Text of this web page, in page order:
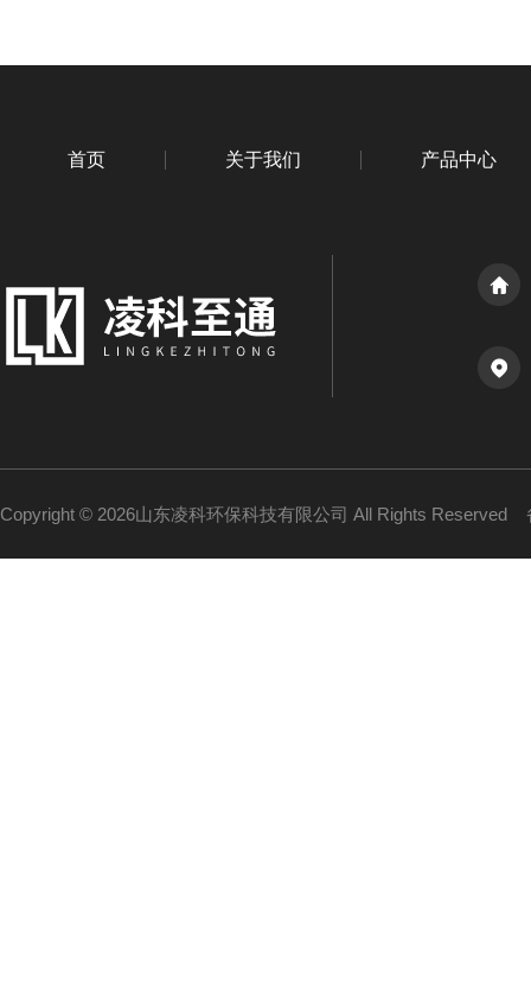
首页 关于我们 产品中心
Copyright © 2026山东凌科环保科技有限公司 All Rights Reserved